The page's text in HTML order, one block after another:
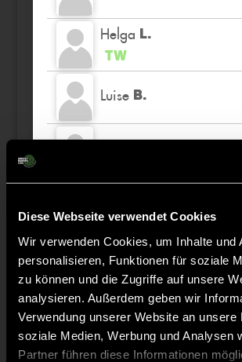
Diese Webseite verwendet Cookies
Wir verwenden Cookies, um Inhalte und
personalisieren, Funktionen für soziale
zu können und die Zugriffe auf unsere
analysieren. Außerdem geben wir
Verwendung unserer Website an unsere
soziale Medien, Werbung und Analysen
Partner führen diese Informationen
Helga L.
TW
Luise B.
Luise Victoria
Staff